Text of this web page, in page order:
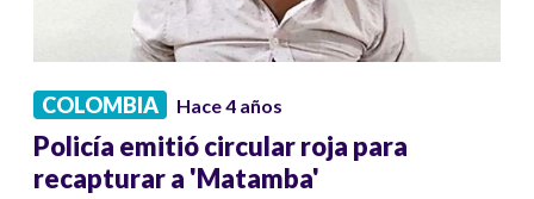
COLOMBIA Hace 4 años
Policía emitió circular roja para
recapturar a 'Matamba'